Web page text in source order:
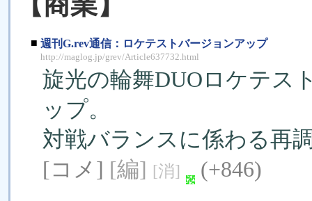
■ 週刊G.rev通信：ロケテストバージョンアップ
http://maglog.jp/grev/Article637732.html
旋光の輪舞DUOロケテス
ップ。
対戦バランスに係わる再
[コメ] [編] [消] (+846)